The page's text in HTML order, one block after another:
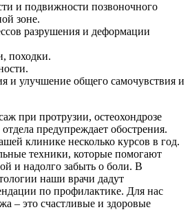
и подвижности позвоночного
зоне.
разрушения и деформации
походки.
и улучшение общего самочувствия и
при протрузии, остеохондрозе
предупреждает обострения.
клинике несколько курсов в год.
техники, которые помогают
и надолго забыть о боли. В
наши врачи дадут
по профилактике. Для нас
– это счастливые и здоровые